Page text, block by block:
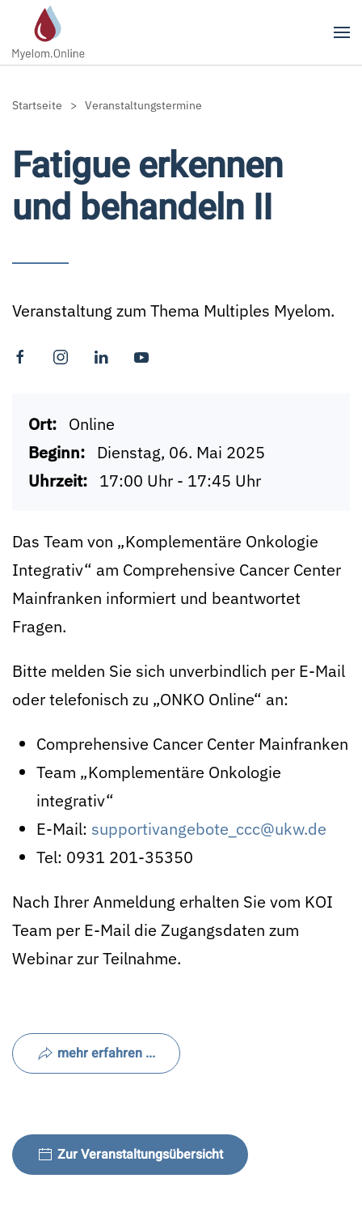
Zum Hauptinhalt springen
Startseite Veranstaltungstermine
Fatigue erkennen
und behandeln II
Veranstaltung zum Thema Multiples Myelom.
Ort: Online
Beginn: Dienstag, 06. Mai 2025
Uhrzeit: 17:00 Uhr - 17:45 Uhr
Das Team von „Komplementäre Onkologie
Integrativ“ am Comprehensive Cancer Center
Mainfranken informiert und beantwortet
Fragen.
Bitte melden Sie sich unverbindlich per E-Mail
oder telefonisch zu „ONKO Online“ an:
Comprehensive Cancer Center Mainfranken
Team „Komplementäre Onkologie
integrativ“
E-Mail: supportivangebote_ccc@ukw.de
Tel: 0931 201-35350
Nach Ihrer Anmeldung erhalten Sie vom KOI
Team per E-Mail die Zugangsdaten zum
Webinar zur Teilnahme.
mehr erfahren ...
Zur Veranstaltungsübersicht